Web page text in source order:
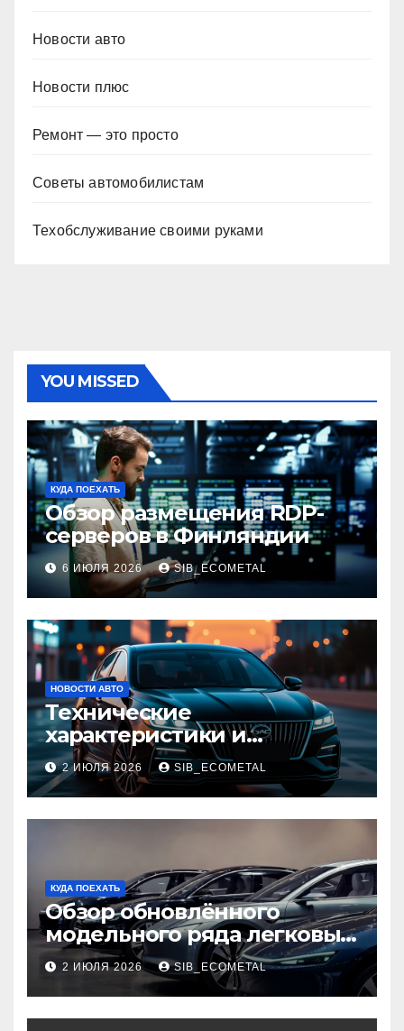
Новости авто
Новости плюс
Ремонт — это просто
Советы автомобилистам
Техобслуживание своими руками
YOU MISSED
КУДА ПОЕХАТЬ
Обзор размещения RDP-
серверов в Финляндии
6 ИЮЛЯ 2026 SIB_ECOMETAL
НОВОСТИ АВТО
Технические
характеристики и
доступные комплектации
GAC Empow
2 ИЮЛЯ 2026 SIB_ECOMETAL
КУДА ПОЕХАТЬ
Обзор обновлённого
модельного ряда легковых
автомобилей 2026 года
2 ИЮЛЯ 2026 SIB_ECOMETAL